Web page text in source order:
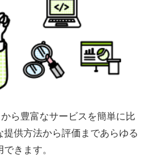
ら豊富なサービスを簡単に比
供方法から評価まであらゆる
きます。